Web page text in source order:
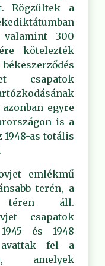
Rögzültek a
valamint 300
kötelezték
csapatok
egyre
is a
as totális
emlékmű
terén, a
téren áll.
csapatok
és 1948
fel a
amelyek